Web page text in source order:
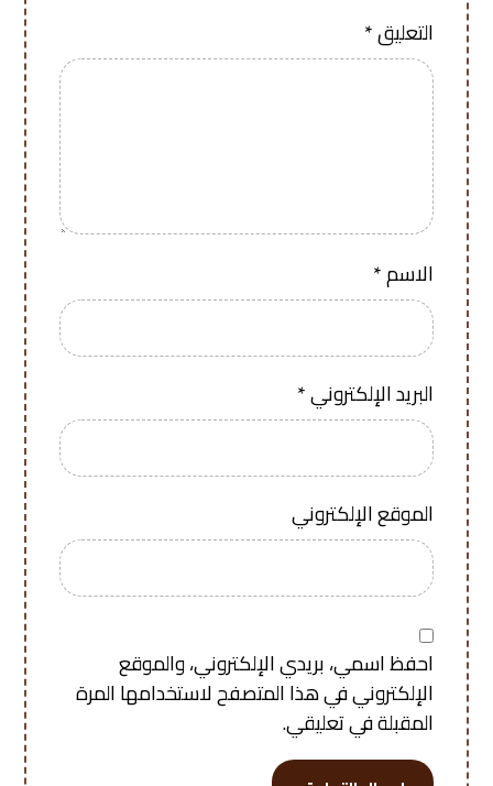
التعليق*
الاسم*
البريد الإلكتروني*
الموقع الإلكتروني
احفظ اسمي، بريدي الإلكتروني، والموقع
الإلكتروني في هذا المتصفح لاستخدامها المرة
المقبلة في تعليقي.